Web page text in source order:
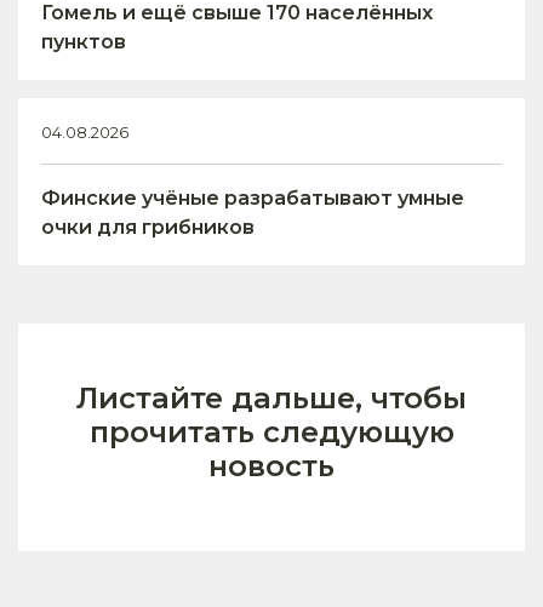
Гомель и ещё свыше 170 населённых
пунктов
04.08.2026
Финские учёные разрабатывают умные
очки для грибников
Листайте дальше, чтобы
прочитать следующую
новость